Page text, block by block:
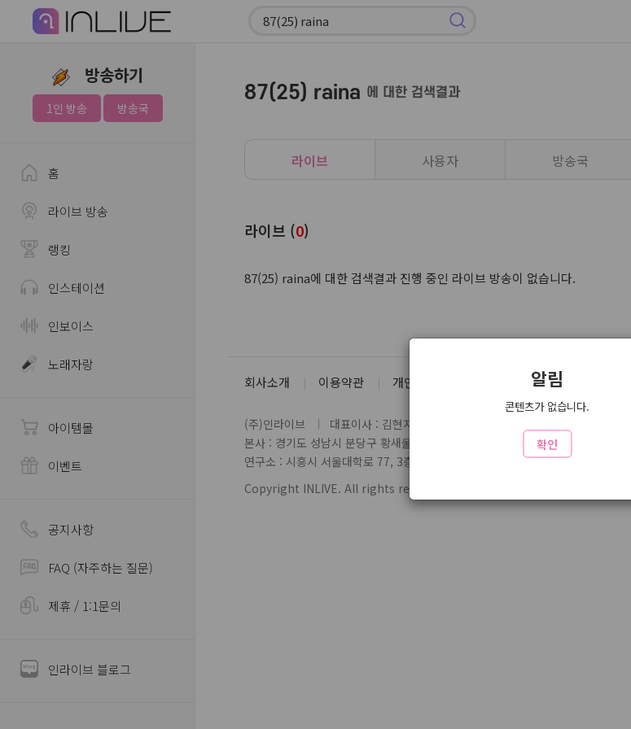
알림
콘텐츠가 없습니다.
확인
방송하기
1인 방송 방송국
홈
라이브 방송
랭킹
인스테이션
인보이스
노래자랑
아이템몰
이벤트
공지사항
FAQ (자주하는 질문)
제휴 / 1:1문의
인라이브 블로그
87(25) raina 에 대한 검색결과
라이브 사용자 방송국
라이브 (0)
87(25) raina에 대한 검색결과 진행 중인 라이브 방송이 없습니다.
회사소개 이용약관 개인정보처리방침 유료서비스 약관
(주)인라이브 대표이사 : 김현지
본사 : 경기도 성남시 분당구 황새울로359번길 7 3층
전화 : 1588-1164
연구소 : 시흥시 서울대학로 77, 3층 324
Copyright INLIVE. All rights reserved.